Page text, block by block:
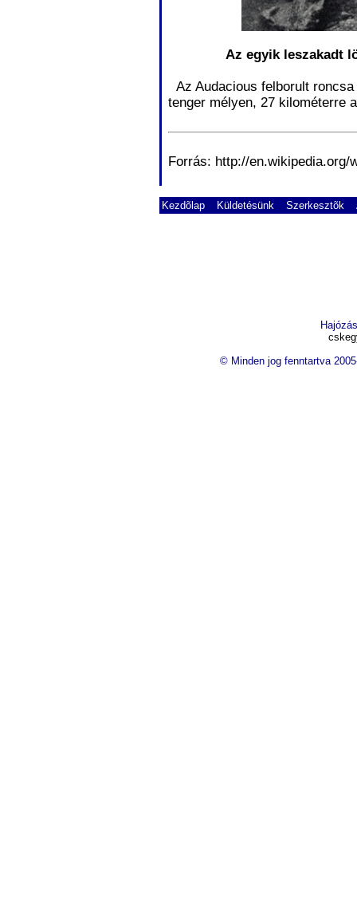
Az egyik leszakadt
Az Audacious felborult
tenger mélyen, 27 kilométerre
Forrás: http://en.wikipedia.org/
Kezdõlap Küldetésünk Szerkesztõk
© Minden jog fenntartva